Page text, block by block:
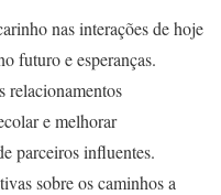
nas interações de hoje
futuro e esperanças.
relacionamentos
e melhorar
parceiros influentes.
sobre os caminhos a